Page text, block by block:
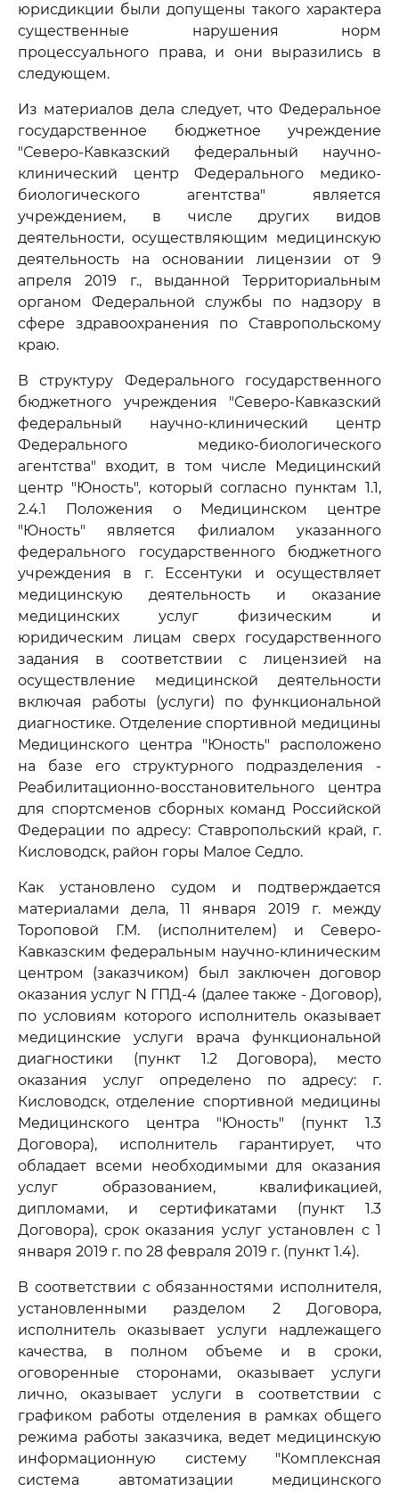
юрисдикции были допущены такого характера
существенные нарушения норм
процессуального права, и они выразились в
следующем.
Из материалов дела следует, что Федеральное
государственное бюджетное учреждение
"Северо-Кавказский федеральный научно-
клинический центр Федерального медико-
биологического агентства" является
учреждением, в числе других видов
деятельности, осуществляющим медицинскую
деятельность на основании лицензии от 9
апреля 2019 г., выданной Территориальным
органом Федеральной службы по надзору в
сфере здравоохранения по Ставропольскому
краю.
В структуру Федерального государственного
бюджетного учреждения "Северо-Кавказский
федеральный научно-клинический центр
Федерального медико-биологического
агентства" входит, в том числе Медицинский
центр "Юность", который согласно пунктам 1.1,
2.4.1 Положения о Медицинском центре
"Юность" является филиалом указанного
федерального государственного бюджетного
учреждения в г. Ессентуки и осуществляет
медицинскую деятельность и оказание
медицинских услуг физическим и
юридическим лицам сверх государственного
задания в соответствии с лицензией на
осуществление медицинской деятельности
включая работы (услуги) по функциональной
диагностике. Отделение спортивной медицины
Медицинского центра "Юность" расположено
на базе его структурного подразделения -
Реабилитационно-восстановительного центра
для спортсменов сборных команд Российской
Федерации по адресу: Ставропольский край, г.
Кисловодск, район горы Малое Седло.
Как установлено судом и подтверждается
материалами дела, 11 января 2019 г. между
Тороповой Г.М. (исполнителем) и Северо-
Кавказским федеральным научно-клиническим
центром (заказчиком) был заключен договор
оказания услуг N ГПД-4 (далее также - Договор),
по условиям которого исполнитель оказывает
медицинские услуги врача функциональной
диагностики (пункт 1.2 Договора), место
оказания услуг определено по адресу: г.
Кисловодск, отделение спортивной медицины
Медицинского центра "Юность" (пункт 1.3
Договора), исполнитель гарантирует, что
обладает всеми необходимыми для оказания
услуг образованием, квалификацией,
дипломами, и сертификатами (пункт 1.3
Договора), срок оказания услуг установлен с 1
января 2019 г. по 28 февраля 2019 г. (пункт 1.4).
В соответствии с обязанностями исполнителя,
установленными разделом 2 Договора,
исполнитель оказывает услуги надлежащего
качества, в полном объеме и в сроки,
оговоренные сторонами, оказывает услуги
лично, оказывает услуги в соответствии с
графиком работы отделения в рамках общего
режима работы заказчика, ведет медицинскую
информационную систему "Комплексная
система автоматизации медицинского